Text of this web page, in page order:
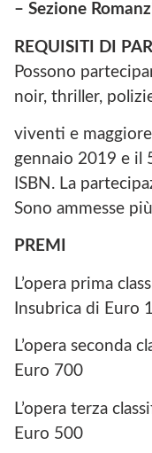
– Sezione
REQUISITI DI
Possono
noir, thriller,
viventi e
gennaio 2019 e il
ISBN. La
Sono ammesse
PREMI
L’opera prima
Insubrica di Euro
L’opera seconda
Euro 700
L’opera terza
Euro 500